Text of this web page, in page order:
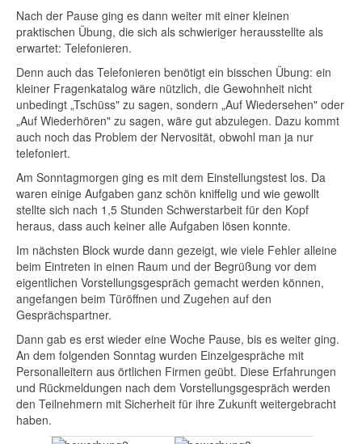
Nach der Pause ging es dann weiter mit einer kleinen
praktischen Übung, die sich als schwieriger herausstellte als
erwartet: Telefonieren.
Denn auch das Telefonieren benötigt ein bisschen Übung: ein
kleiner Fragenkatalog wäre nützlich, die Gewohnheit nicht
unbedingt „Tschüss" zu sagen, sondern „Auf Wiedersehen" oder
„Auf Wiederhören" zu sagen, wäre gut abzulegen. Dazu kommt
auch noch das Problem der Nervosität, obwohl man ja nur
telefoniert.
Am Sonntagmorgen ging es mit dem Einstellungstest los. Da
waren einige Aufgaben ganz schön kniffelig und wie gewollt
stellte sich nach 1,5 Stunden Schwerstarbeit für den Kopf
heraus, dass auch keiner alle Aufgaben lösen konnte.
Im nächsten Block wurde dann gezeigt, wie viele Fehler alleine
beim Eintreten in einen Raum und der Begrüßung vor dem
eigentlichen Vorstellungsgespräch gemacht werden können,
angefangen beim Türöffnen und Zugehen auf den
Gesprächspartner.
Dann gab es erst wieder eine Woche Pause, bis es weiter ging.
An dem folgenden Sonntag wurden Einzelgespräche mit
Personalleitern aus örtlichen Firmen geübt. Diese Erfahrungen
und Rückmeldungen nach dem Vorstellungsgespräch werden
den Teilnehmern mit Sicherheit für ihre Zukunft weitergebracht
haben.